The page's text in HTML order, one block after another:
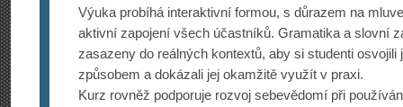
Výuka probíhá interaktivní formou, s důrazem na
aktivní zapojení všech účastníků. Gramatika a slovní
zasazeny do reálných kontextů, aby si studenti osvojili
způsobem a dokázali jej okamžitě využít v praxi.
Kurz rovněž podporuje rozvoj sebevědomí při